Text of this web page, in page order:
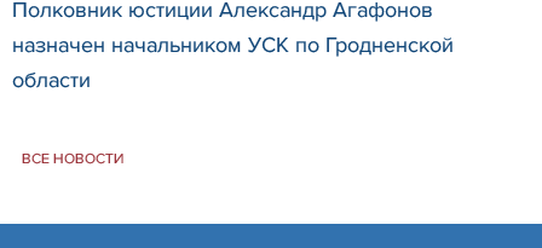
Полковник юстиции Александр Агафонов
назначен начальником УСК по Гродненской
области
ВСЕ НОВОСТИ